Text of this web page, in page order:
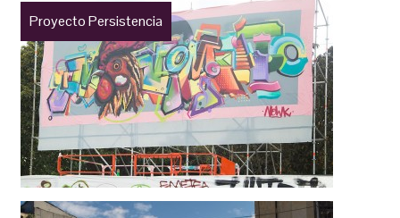
Proyecto Persistencia